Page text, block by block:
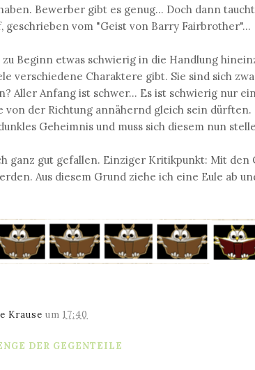
Bewerber gibt es genug... Doch dann
geschrieben vom "Geist von Barry Fairbrother"...
Beginn etwas schwierig in die Handlung
verschiedene Charaktere gibt. Sie sind sich
Aller Anfang ist schwer... Es ist schwierig nur
von der Richtung annähernd gleich sein
Geheimnis und muss sich diesem nun
ganz gut gefallen. Einziger Kritikpunkt: Mit
Aus diesem Grund ziehe ich eine Eule ab
Krause um 17:40
DER GEGENTEILE